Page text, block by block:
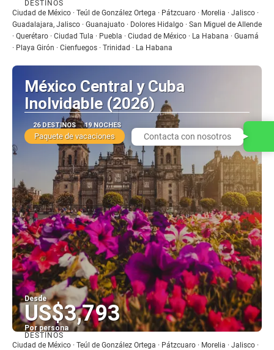
Ver
DESTINOS
Ciudad de México · Teúl de González Ortega · Pátzcuaro · Morelia · Jalisco ·
Guadalajara, Jalisco · Guanajuato · Dolores Hidalgo · San Miguel de Allende
· Querétaro · Ciudad Tula · Puebla · Ciudad de México · La Habana · Guamá
· Playa Girón · Cienfuegos · Trinidad · La Habana
México Central y Cuba
Inolvidable (2026)
26 DESTINOS 19 NOCHES
Paquete de vacaciones
Desde
US$3,793
Por persona
Ver
DESTINOS
Ciudad de México · Teúl de González Ortega · Pátzcuaro · Morelia · Jalisco ·
Contacta con nosotros